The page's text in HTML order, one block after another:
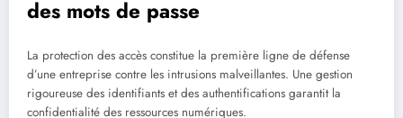
des mots de passe
La protection des accès constitue la première ligne de défense
d’une entreprise contre les intrusions malveillantes. Une gestion
rigoureuse des identifiants et des authentifications garantit la
confidentialité des ressources numériques.